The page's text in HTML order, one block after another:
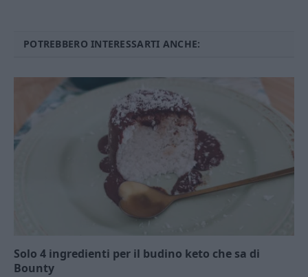
POTREBBERO INTERESSARTI ANCHE:
Solo 4 ingredienti per il budino keto che sa di
Bounty